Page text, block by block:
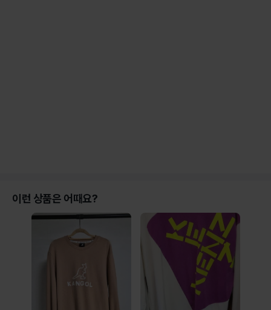
이런 상품은 어때요?